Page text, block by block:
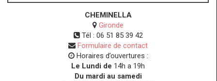
CHEMINELLA
Gironde
Tél : 06 51 85 39 42
Formulaire de contact
Horaires d’ouvertures :
Le Lundi de 14h a 19h
Du mardi au samedi